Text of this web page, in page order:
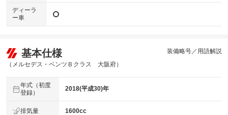
ディーラ
ー車
基本仕様
（メルセデス・ベンツＢクラス 大阪府）
装備略号／用語解説
年式（初度
登録）
2018(平成30)年
排気量 1600cc